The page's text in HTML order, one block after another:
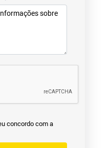
concordo com a